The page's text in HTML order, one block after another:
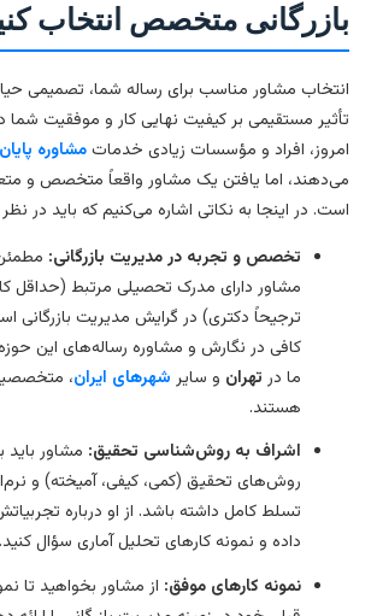
متخصص انتخاب کنیم؟
مشاور مناسب برای رساله شما، تصمیمی حیاتی
مستقیمی بر کیفیت نهایی کار و موفقیت شما داشته
افراد و مؤسسات زیادی خدماتمشاوره پایان نامه
اما یافتن یک مشاور واقعاً متخصص و متعهد،
در اینجا به نکاتی اشاره می‌کنیم که باید در نظر
تخصص و تجربه در مدیریت بازرگانی:مطمئن
مشاور دارای مدرک تحصیلی مرتبط (حداقل
ترجیحاً دکتری) در گرایش مدیریت بازرگانی است و
کافی در نگارش و مشاوره رساله‌های این حوزه
تهران و سایر شهرهای ایران ، متخصصین
هستند.
اشراف به روش‌شناسی تحقیق:مشاور باید بر
روش‌های تحقیق (کمی، کیفی، آمیخته) و
تسلط کامل داشته باشد. از او درباره تجربیاتش در
داده و نمونه کارهای تحلیل آماری سؤال کنید.
نمونه کارهای موفق:از مشاور بخواهید تا نمونه